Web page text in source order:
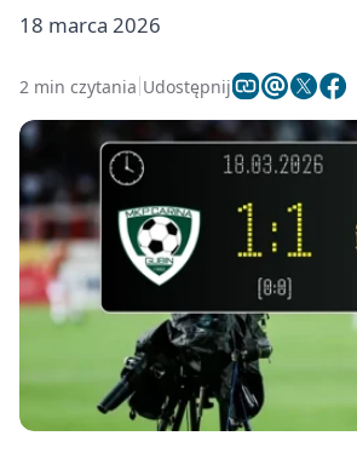
18 marca 2026
2 min czytania Udostępnij